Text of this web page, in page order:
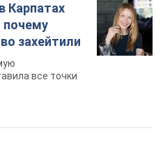
Карпатах
почему
захейтили
все точки